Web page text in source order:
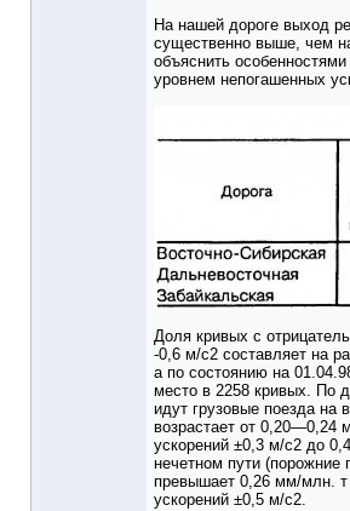
На нашей дороге выход
существенно выше, чем
объяснить
уровнем непогашенных
Доля кривых с
-0,6 м/с2 составляет на
а по состоянию на
место в 2258 кривых. По
идут грузовые поезда на
возрастает от 0,20—0,24
ускорений ±0,3 м/с2 до
нечетном пути (порожние
превышает 0,26 мм/млн. т
ускорений ±0,5 м/с2.